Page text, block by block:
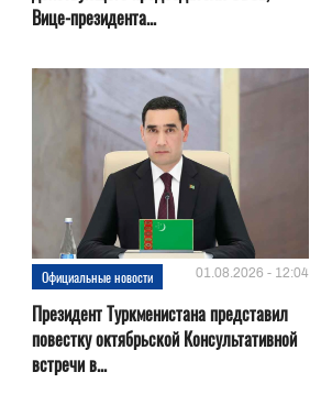
Вице-президента...
Официальные новости 01.08.2026 - 12:04
Президент Туркменистана представил
повестку октябрьской Консультативной
встречи в...